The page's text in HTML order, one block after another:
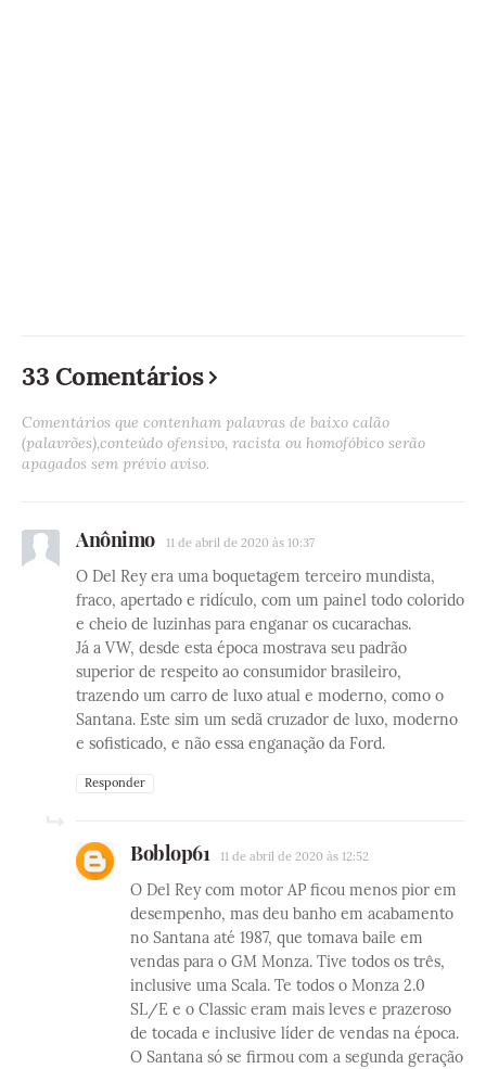
33 Comentários
Comentários que contenham palavras de baixo calão
(palavrões),conteúdo ofensivo, racista ou homofóbico serão
apagados sem prévio aviso.
Anônimo 11 de abril de 2020 às 10:37
O Del Rey era uma boquetagem terceiro mundista,
fraco, apertado e ridículo, com um painel todo colorido
e cheio de luzinhas para enganar os cucarachas.
Já a VW, desde esta época mostrava seu padrão
superior de respeito ao consumidor brasileiro,
trazendo um carro de luxo atual e moderno, como o
Santana. Este sim um sedã cruzador de luxo, moderno
e sofisticado, e não essa enganação da Ford.
Responder
Boblop61 11 de abril de 2020 às 12:52
O Del Rey com motor AP ficou menos pior em
desempenho, mas deu banho em acabamento
no Santana até 1987, que tomava baile em
vendas para o GM Monza. Tive todos os três,
inclusive uma Scala. Te todos o Monza 2.0
SL/E e o Classic eram mais leves e prazeroso
de tocada e inclusive líder de vendas na época.
O Santana só se firmou com a segunda geração